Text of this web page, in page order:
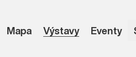
Mapa Výstavy Eventy